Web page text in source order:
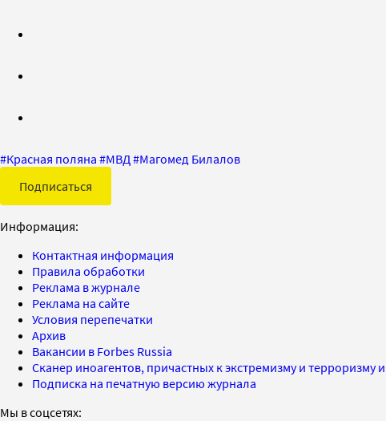
#Красная поляна #МВД #Магомед Билалов
Подписаться
Информация:
Контактная информация
Правила обработки
Реклама в журнале
Реклама на сайте
Условия перепечатки
Архив
Вакансии в Forbes Russia
Сканер иноагентов, причастных к экстремизму и
Подписка на печатную версию журнала
Мы в соцсетях: